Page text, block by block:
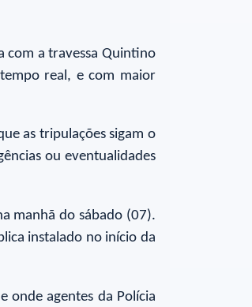
com a travessa Quintino
real, e com maior
as tripulações sigam o
ou eventualidades
manhã do sábado (07).
instalado no início da
onde agentes da Polícia